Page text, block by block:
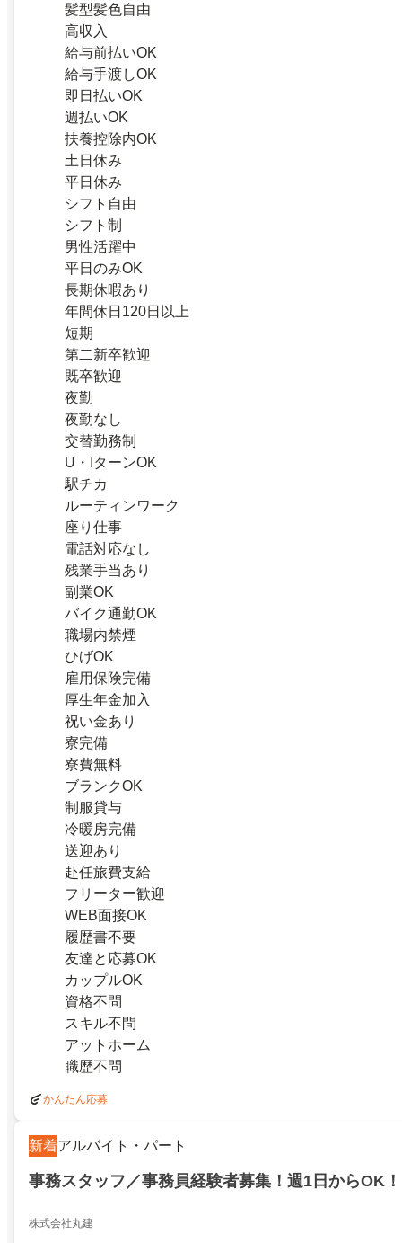
髪型髪色自由
高収入
給与前払いOK
給与手渡しOK
即日払いOK
週払いOK
扶養控除内OK
土日休み
平日休み
シフト自由
シフト制
男性活躍中
平日のみOK
長期休暇あり
年間休日120日以上
短期
第二新卒歓迎
既卒歓迎
夜勤
夜勤なし
交替勤務制
U・IターンOK
駅チカ
ルーティンワーク
座り仕事
電話対応なし
残業手当あり
副業OK
バイク通勤OK
職場内禁煙
ひげOK
雇用保険完備
厚生年金加入
祝い金あり
寮完備
寮費無料
ブランクOK
制服貸与
冷暖房完備
送迎あり
赴任旅費支給
フリーター歓迎
WEB面接OK
履歴書不要
友達と応募OK
カップルOK
資格不問
スキル不問
アットホーム
職歴不問
かんたん応募
新着アルバイト・パート
事務スタッフ／事務員経験者募集！週1日からOK！
株式会社丸建